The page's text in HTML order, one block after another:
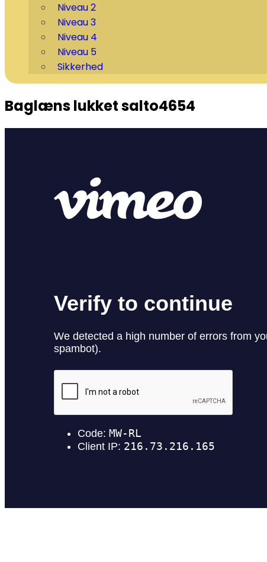
Niveau 2
Niveau 3
Niveau 4
Niveau 5
Sikkerhed
Baglæns lukket salto4654